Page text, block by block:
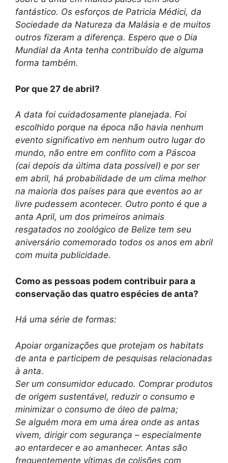
fantástico. Os esforços de Patricia Médici, da
Sociedade da Natureza da Malásia e de muitos
outros fizeram a diferença. Espero que o Dia
Mundial da Anta tenha contribuído de alguma
forma também.
Por que 27 de abril?
A data foi cuidadosamente planejada. Foi
escolhido porque na época não havia nenhum
evento significativo em nenhum outro lugar do
mundo, não entre em conflito com a Páscoa
(cai depois da última data possível) e por ser
em abril, há probabilidade de um clima melhor
na maioria dos países para que eventos ao ar
livre pudessem acontecer. Outro ponto é que a
antaApril, um dos primeiros animais
resgatados no zoológico de Belize tem seu
aniversário comemorado todos os anos em abril
com muita publicidade.
Como as pessoas podem contribuir para a
conservação das quatro espécies de anta?
Há uma série de formas:
Apoiar organizações que protejam os habitats
de anta e participem de pesquisas relacionadas
à anta.
Ser um consumidor educado. Comprar produtos
de origem sustentável, reduzir o consumo e
minimizar o consumo de óleo de palma;
Se alguém mora em uma área onde as antas
vivem, dirigir com segurança – especialmente
ao entardecer e ao amanhecer. Antas são
frequentemente vítimas de colisões com